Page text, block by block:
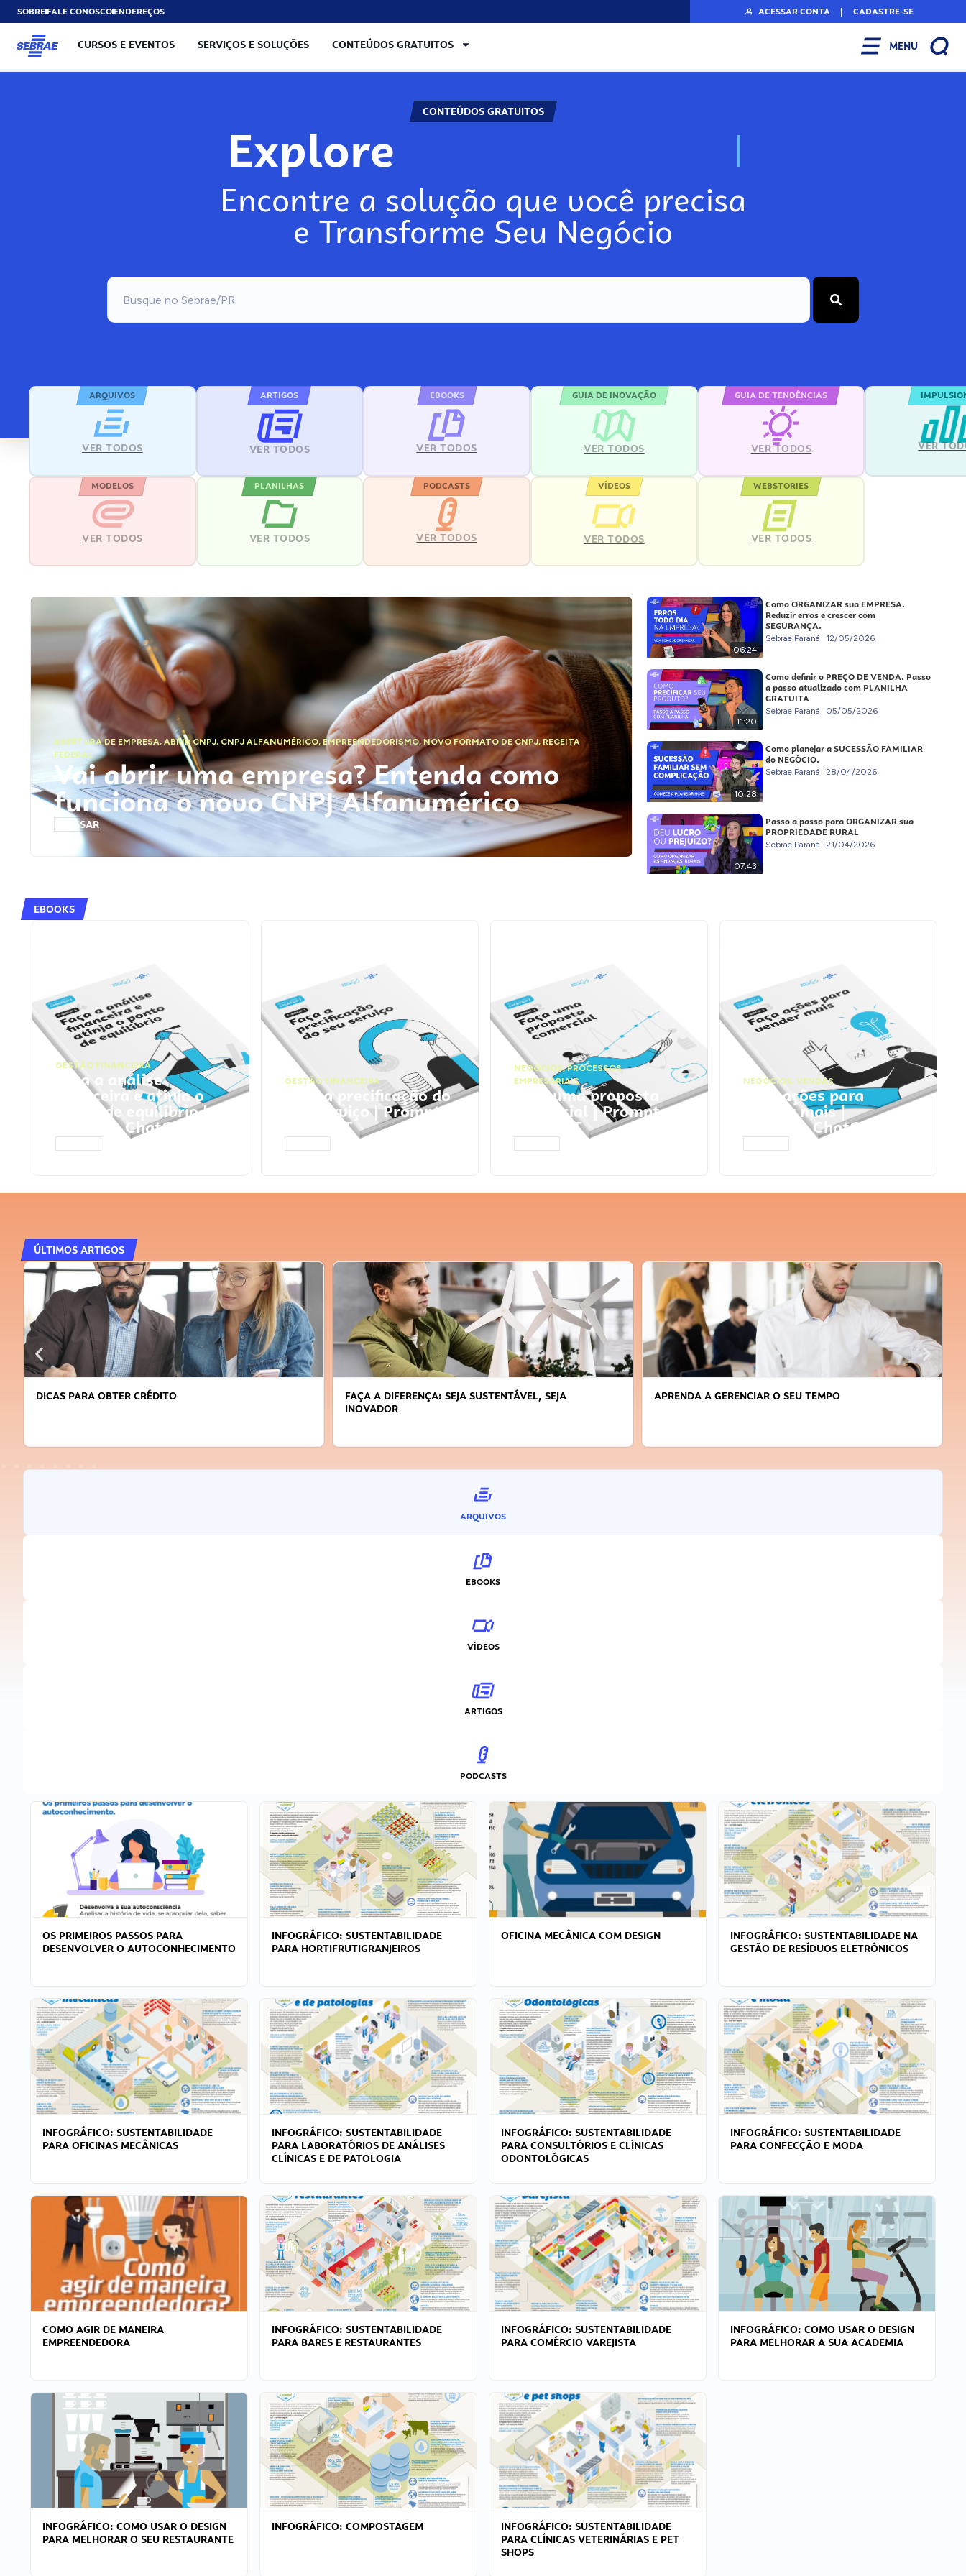
SOBREFALE CONOSCOENDEREÇOS ACESSAR CONTA | CADASTRE-SE
CURSOS E EVENTOS SERVIÇOS E SOLUÇÕES CONTEÚDOS GRATUITOS MENU
CONTEÚDOS GRATUITOS
Explore N
Encontre a solução que você precisa
e Transforme Seu Negócio
ARQUIVOS
VER TODOS
ARTIGOS
VER TODOS
EBOOKS
VER TODOS
GUIA DE INOVAÇÃO
VER TODOS
GUIA DE TENDÊNCIAS
VER TODOS VER
MODELOS
VER TODOS
PLANILHAS
VER TODOS
PODCASTS
VER TODOS
VÍDEOS
VER TODOS
WEBSTORIES
VER TODOS
ABERTURA DE EMPRESA,ABRIR CNPJ, CNPJ ALFANUMÉRICO, EMPREENDEDORISMO,NOVO FORMATO DE CNPJ,RECEITA
FEDERAL
Vai abrir uma empresa? Entenda como
funciona o novo CNPJ Alfanumérico
ACESSAR
06:24
Como ORGANIZAR sua EMPRESA.
Reduzir erros e crescer com
SEGURANÇA.
Sebrae Paraná 12/05/2026
11:20
Como definir o PREÇO DE VENDA. Passo
a passo atualizado com PLANILHA
GRATUITA
Sebrae Paraná 05/05/2026
10:28
Como planejar a SUCESSÃO FAMILIAR
do NEGÓCIO.
Sebrae Paraná 28/04/2026
07:43
Passo a passo para ORGANIZAR sua
PROPRIEDADE RURAL
Sebrae Paraná 21/04/2026
EBOOKS
GESTÃO FINANCEIRA
Faça a análise
financeira e atinja o
ponto de equilíbrio |
Prompts ChatGPT
GESTÃO FINANCEIRA
Faça a precificação do
seu serviço | Prompts
ChatGPT
NEGÓCIOS,PROCESSOS
EMPRESARIAIS
Faça uma proposta
comercial | Prompts
ChatGPT
NEGÓCIOS, VENDAS
Faça ações para
vender mais |
Prompts ChatGPT
ÚLTIMOS ARTIGOS
DICAS PARA OBTER CRÉDITO
FAÇA A DIFERENÇA: SEJA SUSTENTÁVEL, SEJA
INOVADOR
APRENDA A GERENCIAR O SEU TEMPO
ARQUIVOS
EBOOKS
VÍDEOS
ARTIGOS
PODCASTS
OS PRIMEIROS PASSOS PARA
DESENVOLVER O AUTOCONHECIMENTO
INFOGRÁFICO: SUSTENTABILIDADE
PARA HORTIFRUTIGRANJEIROS
OFICINA MECÂNICA COM DESIGN
INFOGRÁFICO: SUSTENTABILIDADE NA
GESTÃO DE RESÍDUOS ELETRÔNICOS
INFOGRÁFICO: SUSTENTABILIDADE
PARA OFICINAS MECÂNICAS
INFOGRÁFICO: SUSTENTABILIDADE
PARA LABORATÓRIOS DE ANÁLISES
CLÍNICAS E DE PATOLOGIA
INFOGRÁFICO: SUSTENTABILIDADE
PARA CONSULTÓRIOS E CLÍNICAS
ODONTOLÓGICAS
INFOGRÁFICO: SUSTENTABILIDADE
PARA CONFECÇÃO E MODA
COMO AGIR DE MANEIRA
EMPREENDEDORA
INFOGRÁFICO: SUSTENTABILIDADE
PARA BARES E RESTAURANTES
INFOGRÁFICO: SUSTENTABILIDADE
PARA COMÉRCIO VAREJISTA
INFOGRÁFICO: COMO USAR O DESIGN
PARA MELHORAR A SUA ACADEMIA
INFOGRÁFICO: COMO USAR O DESIGN
PARA MELHORAR O SEU RESTAURANTE
INFOGRÁFICO: COMPOSTAGEM
INFOGRÁFICO: SUSTENTABILIDADE
PARA CLÍNICAS VETERINÁRIAS E PET
SHOPS